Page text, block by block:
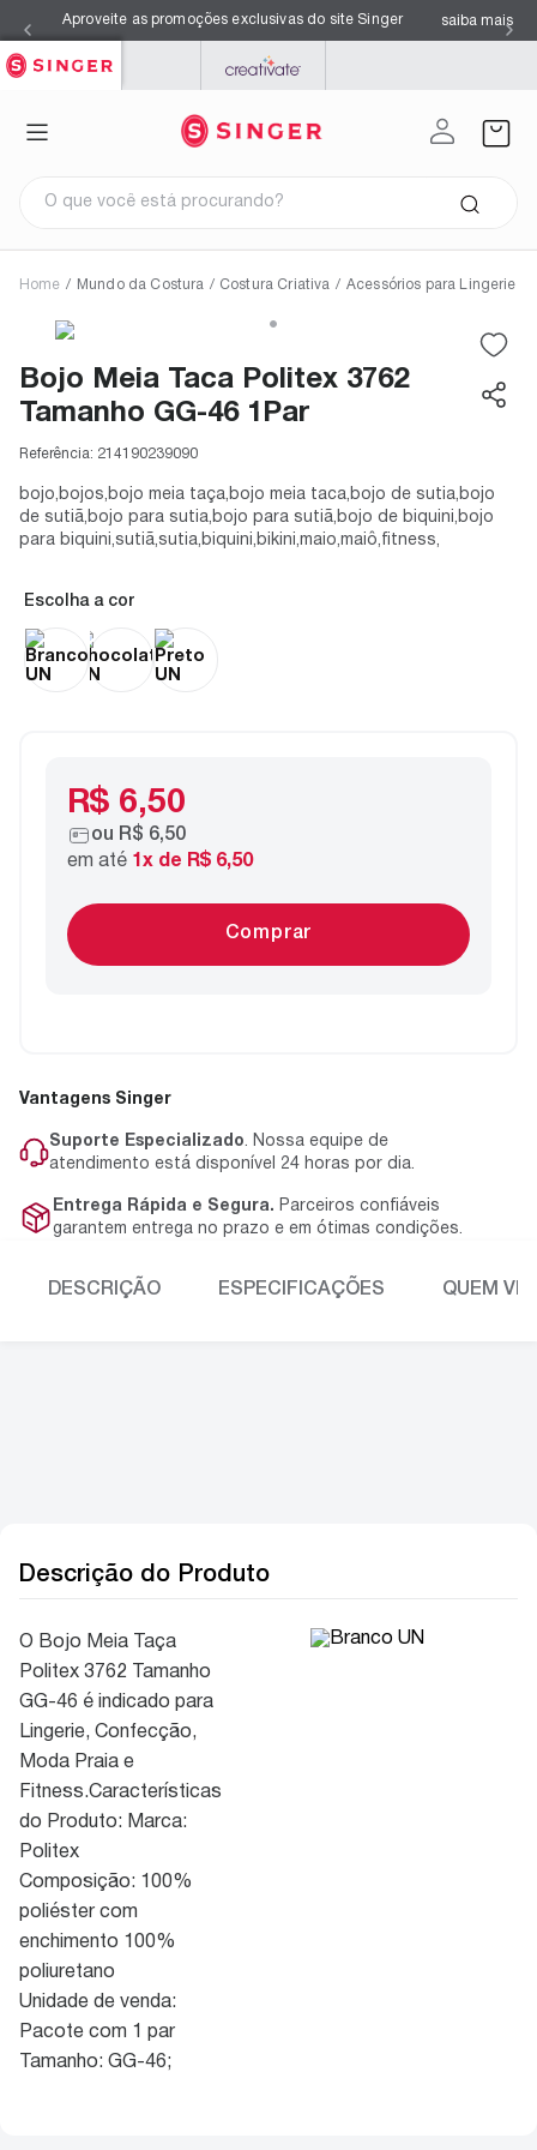
Aproveite as promoções exclusivas do site Singer saiba mais
MYSEWNET
Home / Mundo da Costura / Costura Criativa / Acessórios para Lingerie
Bojo Meia Taca Politex 3762
Tamanho GG-46 1Par
Referência: 214190239090
bojo,bojos,bojo meia taça,bojo meia taca,bojo de sutia,bojo
de sutiã,bojo para sutia,bojo para sutiã,bojo de biquini,bojo
para biquini,sutiã,sutia,biquini,bikini,maio,maiô,fitness,
cor
R$ 6,50
ou R$ 6,50
em até 1 x de R$ 6,50
Comprar
Vantagens Singer
Suporte Especializado. Nossa equipe de
atendimento está disponível 24 horas por dia.
Entrega Rápida e Segura. Parceiros confiáveis
garantem entrega no prazo e em ótimas condições.
DESCRIÇÃO ESPECIFICAÇÕES QUEM
Descrição do Produto
O Bojo Meia Taça
Politex 3762 Tamanho
GG-46 é indicado para
Lingerie, Confecção,
Moda Praia e
Fitness.Características
do Produto: Marca:
Politex
Composição: 100%
poliéster com
enchimento 100%
poliuretano
Unidade de venda:
Pacote com 1 par
Tamanho: GG-46;
3º
agulhas
5º
máquina costura singer
7º
facilita pro 4432
9º
maquina costura
10º black